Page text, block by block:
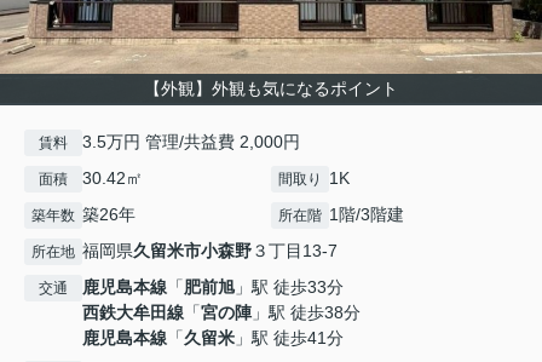
【外観】外観も気になるポイント
賃料 3.5万円 管理/共益費 2,000円
面積 30.42㎡ 間取り 1K
築年数 築26年 所在階 1階/3階建
所在地 福岡県久留米市小森野３丁目13-7
交通 鹿児島本線 「肥前旭 」駅 徒歩33分
西鉄大牟田線 「宮の陣」駅 徒歩38分
鹿児島本線 「久留米 」駅 徒歩41分